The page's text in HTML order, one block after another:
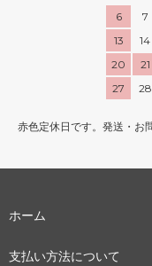
6
7
13
14
20
21
27
28
赤色定休日です。発送・お
ホーム
支払い方法について